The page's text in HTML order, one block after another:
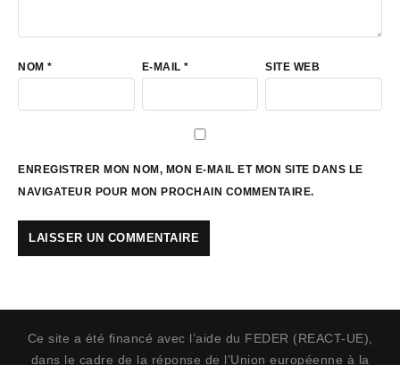
NOM * E-MAIL* SITE WEB
ENREGISTRER MON NOM, MON E-MAIL ET MON SITE DANS LE
NAVIGATEUR POUR MON PROCHAIN COMMENTAIRE.
Ce site a été financé avec l’aide du FEDER (REACT-UE),
dans le cadre de la réponse de l’Union européenne à la